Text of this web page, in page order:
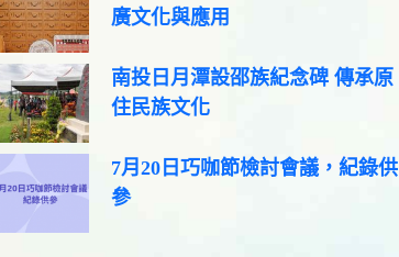
廣文化與應用
南投日月潭設邵族紀念碑 傳承原
住民族文化
7月20日巧咖節檢討會議，紀錄供
參